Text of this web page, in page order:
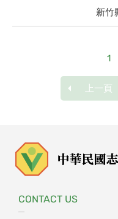
新竹
上一頁
1
CONTACT US